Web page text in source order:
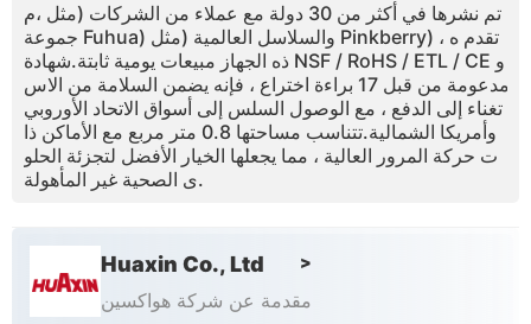
تم نشرها في أكثر من 30 دولة مع عملاء من الشركات (مثل ،م
جموعة Fuhua) والسلاسل العالمية (مثل Pinkberry) ، تقدم ه
ذه الجهاز مبيعات يومية ثابتة.شهادة NSF / RoHS / ETL / CE و
مدعومة من قبل 17 براءة اختراع ، فإنه يضمن السلامة من الاس
تغناء إلى الدفع ، مع الوصول السلس إلى أسواق الاتحاد الأوروبي
وأمريكا الشمالية.تتناسب مساحتها 0.8 متر مربع مع الأماكن ذا
ت حركة المرور العالية ، مما يجعلها الخيار الأفضل لتجزئة الحلو
ى الصحية غير المأهولة.
Huaxin Co., Ltd >
مقدمة عن شركة هواكسين